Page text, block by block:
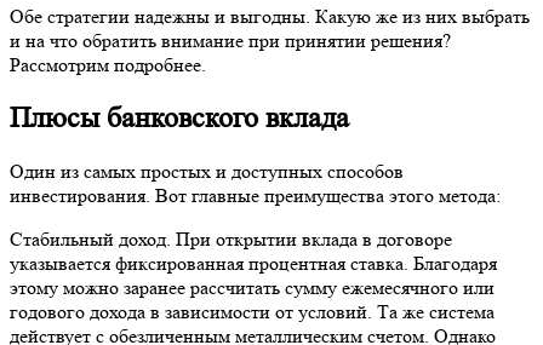
Обе стратегии надежны и выгодны. Какую же из них выбрать
и на что обратить внимание при принятии решения?
Рассмотрим подробнее.
Плюсы банковского вклада
Один из самых простых и доступных способов
инвестирования. Вот главные преимущества этого метода:
Стабильный доход. При открытии вклада в договоре
указывается фиксированная процентная ставка. Благодаря
этому можно заранее рассчитать сумму ежемесячного или
годового дохода в зависимости от условий. Та же система
действует с обезличенным металлическим счетом. Однако